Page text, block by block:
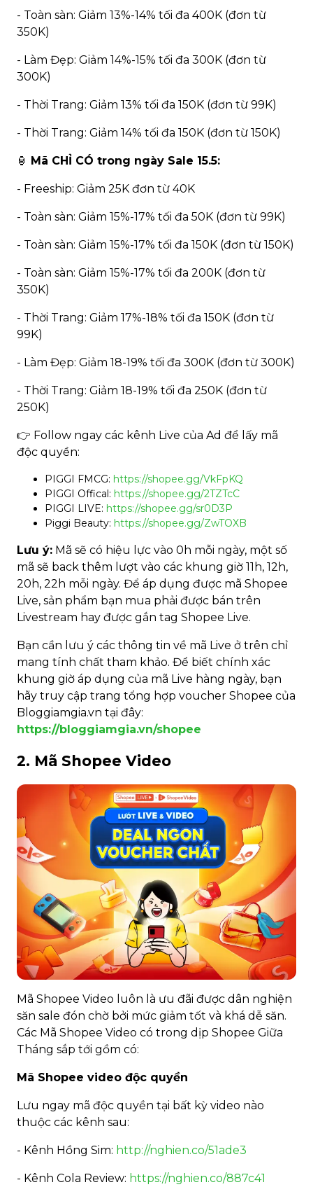
- Toàn sàn: Giảm 13%-14% tối đa 400K (đơn từ
350K)
- Làm Đẹp: Giảm 14%-15% tối đa 300K (đơn từ
300K)
- Thời Trang: Giảm 13% tối đa 150K (đơn từ 99K)
- Thời Trang: Giảm 14% tối đa 150K (đơn từ 150K)
🏮 Mã CHỈ CÓ trong ngày Sale 15.5:
- Freeship: Giảm 25K đơn từ 40K
- Toàn sàn: Giảm 15%-17% tối đa 50K (đơn từ 99K)
- Toàn sàn: Giảm 15%-17% tối đa 150K (đơn từ 150K)
- Toàn sàn: Giảm 15%-17% tối đa 200K (đơn từ
350K)
- Thời Trang: Giảm 17%-18% tối đa 150K (đơn từ
99K)
- Làm Đẹp: Giảm 18-19% tối đa 300K (đơn từ 300K)
- Thời Trang: Giảm 18-19% tối đa 250K (đơn từ
250K)
👉 Follow ngay các kênh Live của Ad để lấy mã
độc quyền:
PIGGI FMCG: https://shopee.gg/VkFpKQ
PIGGI Offical: https://shopee.gg/2TZTcC
PIGGI LIVE: https://shopee.gg/sr0D3P
Piggi Beauty: https://shopee.gg/ZwTOXB
Lưu ý: Mã sẽ có hiệu lực vào 0h mỗi ngày, một số
mã sẽ back thêm lượt vào các khung giờ 11h, 12h,
20h, 22h mỗi ngày. Để áp dụng được mã Shopee
Live, sản phẩm bạn mua phải được bán trên
Livestream hay được gắn tag Shopee Live.
Bạn cần lưu ý các thông tin về mã Live ở trên chỉ
mang tính chất tham khảo. Để biết chính xác
khung giờ áp dụng của mã Live hàng ngày, bạn
hãy truy cập trang tổng hợp voucher Shopee của
Bloggiamgia.vn tại đây:
https://bloggiamgia.vn/shopee
2. Mã Shopee Video
Mã Shopee Video luôn là ưu đãi được dân nghiện
săn sale đón chờ bởi mức giảm tốt và khá dễ săn.
Các Mã Shopee Video có trong dịp Shopee Giữa
Tháng sắp tới gồm có:
Mã Shopee video độc quyền
Lưu ngay mã độc quyền tại bất kỳ video nào
thuộc các kênh sau:
- Kênh Hồng Sim: http://nghien.co/51ade3
- Kênh Cola Review: https://nghien.co/887c41